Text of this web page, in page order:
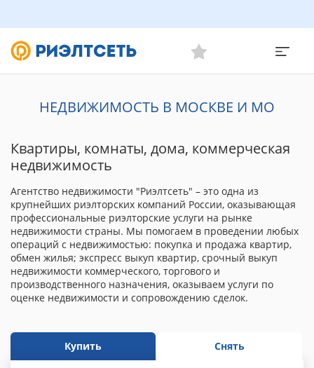
НЕДВИЖИМОСТЬ В МОСКВЕ И МО
Квартиры, комнаты, дома, коммерческая
недвижимость
Агентство недвижимости "Риэлтсеть" – это одна из
крупнейших риэлторских компаний России, оказывающая
профессиональные риэлторские услуги на рынке
недвижимости страны. Мы помогаем в проведении любых
операций с недвижимостью: покупка и продажа квартир,
обмен жилья; экспресс выкуп квартир, срочный выкуп
недвижимости коммерческого, торгового и
производственного назначения, оказываем услуги по
оценке недвижимости и сопровождению сделок.
Купить Снять